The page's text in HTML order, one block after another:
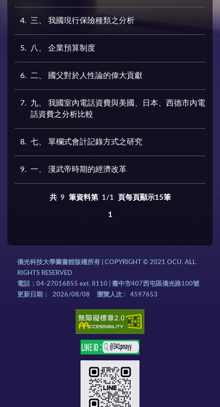
4 三、 我國現行保險種類之分析
5 八、 企業預算制度
6 二、 國父對於人性論的偉大貢獻
7
九、 我國室內電話資費與美國、日本、西德市內電
話資費之分析比較
8 七、 單欄式會計記錄方式之研究
9 一、 漢武帝時期的經濟改革
共 9 筆資料第 1/1 頁每頁顯示15筆
1
僑光科技大學圖書館版權所有 | COPYRIGHT © 2021 OCU. ALL
RIGHTS RESERVED
電話：04-27016855 ext. 8110 | 臺中市407西屯區僑光路100號
更新日期：
2026/08/08 瀏覽人次 : 4597653